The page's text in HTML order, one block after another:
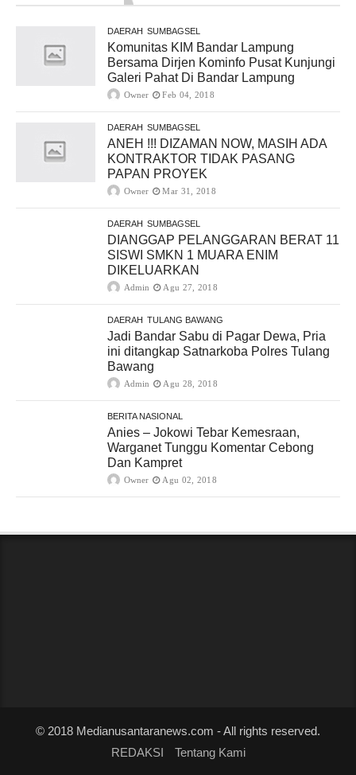
DAERAH SUMBAGSEL
Komunitas KIM Bandar Lampung
Bersama Dirjen Kominfo Pusat Kunjungi
Galeri Pahat Di Bandar Lampung
Owner Feb 04, 2018
DAERAH SUMBAGSEL
ANEH !!! DIZAMAN NOW, MASIH ADA
KONTRAKTOR TIDAK PASANG
PAPAN PROYEK
Owner Mar 31, 2018
DAERAH SUMBAGSEL
DIANGGAP PELANGGARAN BERAT 11
SISWI SMKN 1 MUARA ENIM
DIKELUARKAN
Admin Agu 27, 2018
DAERAH TULANG BAWANG
Jadi Bandar Sabu di Pagar Dewa, Pria
ini ditangkap Satnarkoba Polres Tulang
Bawang
Admin Agu 28, 2018
BERITA NASIONAL
Anies – Jokowi Tebar Kemesraan,
Warganet Tunggu Komentar Cebong
Dan Kampret
Owner Agu 02, 2018
© 2018 Medianusantaranews.com - All rights reserved.
REDAKSI
Tentang Kami